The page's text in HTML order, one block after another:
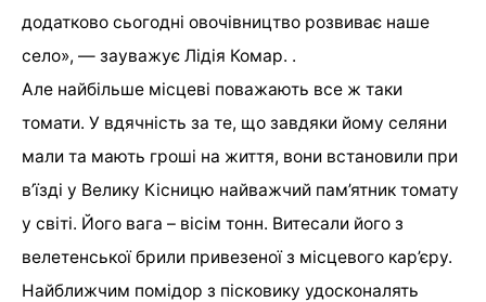
додатково сьогодні овочівництво розвиває наше
село», — зауважує Лідія Комар. .
Але найбільше місцеві поважають все ж таки
томати. У вдячність за те, що завдяки йому селяни
мали та мають гроші на життя, вони встановили при
в’їзді у Велику Кісницю найважчий пам’ятник томату
у світі. Його вага – вісім тонн. Витесали його з
велетенської брили привезеної з місцевого кар’єру.
Найближчим помідор з пісковику удосконалять